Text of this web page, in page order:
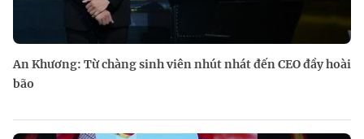
An Khương: Từ chàng sinh viên nhút nhát đến CEO đầy hoài
bão